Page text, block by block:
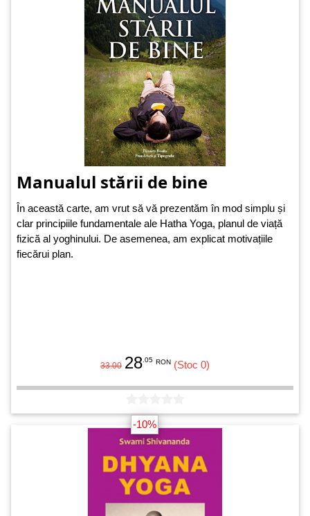
Manualul stării de bine
În această carte, am vrut să vă prezentăm în mod simplu și
clar principiile fundamentale ale Hatha Yoga, planul de viață
fizică al yoghinului. De asemenea, am explicat motivațiile
fiecărui plan.
33.00 28 .05 RON (Stoc 0)
-10%